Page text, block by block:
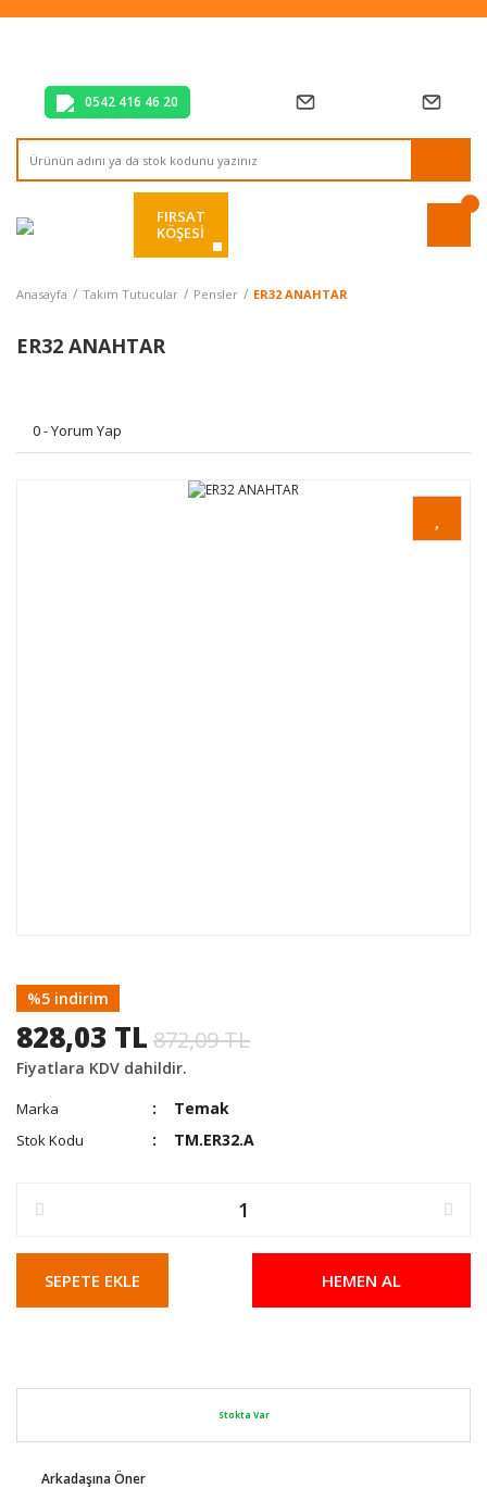
Tüm Alışverişlerde Vade Farksız 2 Taksit!
0542 416 46 20
FIRSAT
KÖŞESİ
Anasayfa Takım Tutucular Pensler ER32 ANAHTAR
ER32 ANAHTAR
0 - Yorum Yap
%5 indirim
828,03 TL 872,09 TL
Fiyatlara KDV dahildir.
Marka Temak
Stok Kodu TM.ER32.A
SEPETE EKLE HEMEN AL
Stokta Var
Arkadaşına Öner